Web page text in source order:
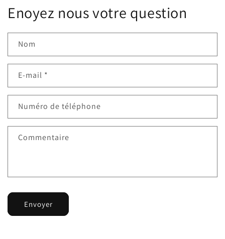
Enoyez nous votre question
Nom
E-mail *
Numéro de téléphone
Commentaire
Envoyer